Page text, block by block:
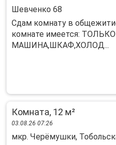
Шевченко 68
Сдам комнату в
комнате имеется:
МАШИНА,ШКАФ,ХОЛОД...
Комната, 12 м²
03.08.26 07:26
мкр. Черёмушки,